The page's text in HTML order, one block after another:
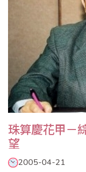
珠算慶花甲－
望
2005-04-21